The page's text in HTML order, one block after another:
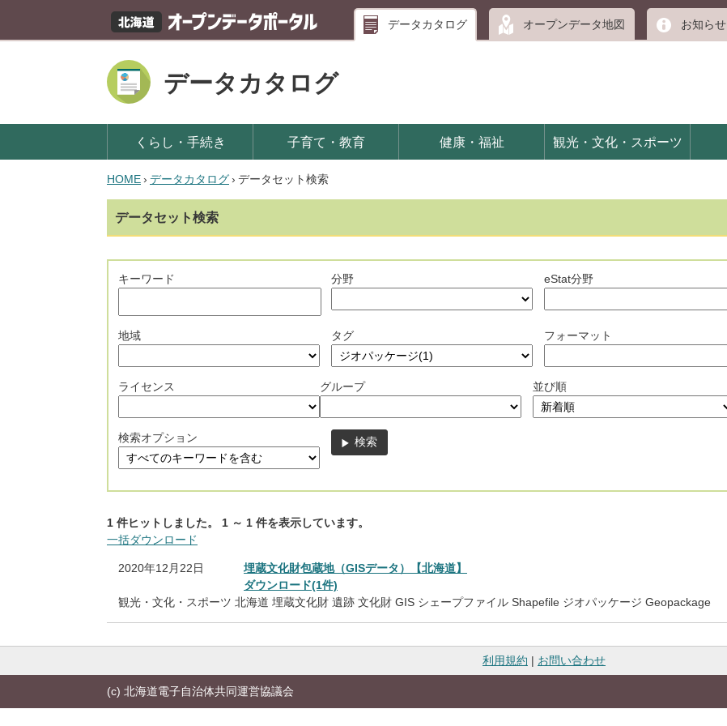
データカタログ オープンデータ地図 お知らせ
データカタログ
くらし・手続き 子育て・教育 健康・福祉 観光・文化・スポーツ
HOME› データカタログ› データセット検索
データセット検索
キーワード 分野 eStat分野
地域 タグ フォーマット
ライセンス グループ 並び順
検索オプション
1 件ヒットしました。 1 ～ 1 件を表示しています。
一括ダウンロード
2020年12月22日
埋蔵文化財包蔵地（GISデータ）【北海道】
ダウンロード(1件)
観光・文化・スポーツ 北海道 埋蔵文化財 遺跡 文化財 GIS シェープファイル Shapefile ジオパッケージ Geopackage
利用規約 | お問い合わせ
(c) 北海道電子自治体共同運営協議会